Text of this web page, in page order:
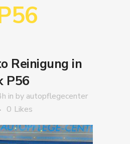
Reinigung in
P56
in by autopflegecenter
0 Likes